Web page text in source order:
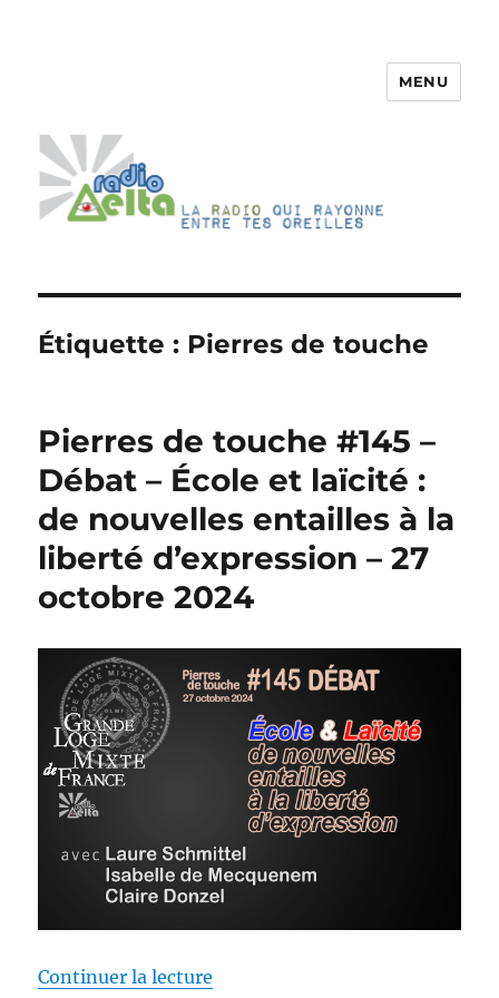
MENU
Étiquette : Pierres de touche
Pierres de touche #145 –
Débat – École et laïcité :
de nouvelles entailles à la
liberté d’expression – 27
octobre 2024
Continuer la lecture